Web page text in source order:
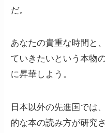
だ。
あなたの貴重な時間と
ていきたいという本物
に昇華しよう。
日本以外の先進国では
的な本の読み方が研究